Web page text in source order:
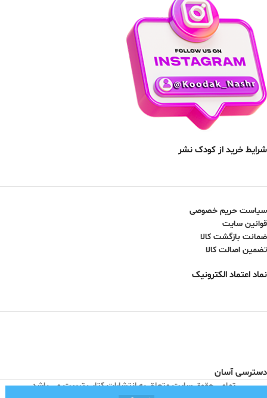
شرایط خرید از کودک نشر
سیاست حریم خصوصی
قوانین سایت
ضمانت بازگشت کالا
تضمین اصالت کالا
نماد اعتماد الکترونیک
دسترسی آسان
تمامی حقوق سایت متعلق به انتشارات کتاب تربیت می باشد